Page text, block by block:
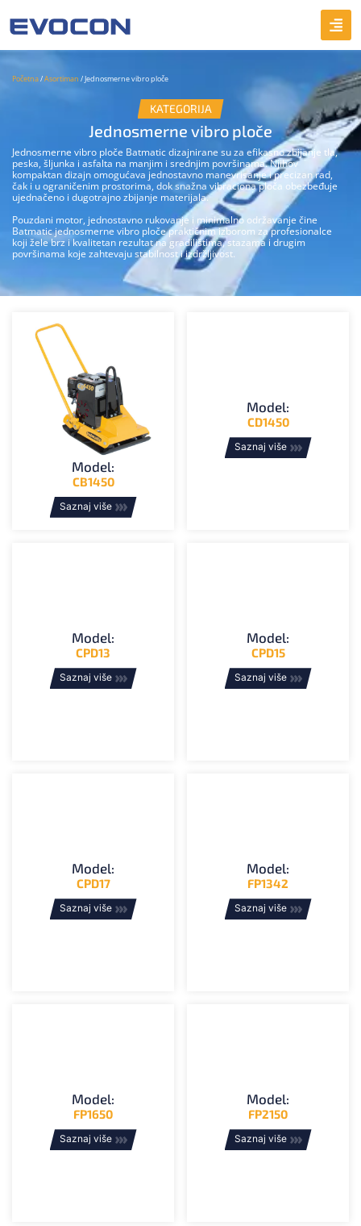
Početna/Asortiman / Jednosmerne vibro ploče
KATEGORIJA
Jednosmerne vibro ploče
Jednosmerne vibro ploče Batmatic dizajnirane su za efikasno zbijanje tla,
peska, šljunka i asfalta na manjim i srednjim površinama. Njihov
kompaktan dizajn omogućava jednostavno manevrisanje i precizan rad,
čak i u ograničenim prostorima, dok snažna vibraciona ploča obezbeđuje
ujednačeno i dugotrajno zbijanje materijala.
Pouzdani motor, jednostavno rukovanje i minimalno održavanje čine
Batmatic jednosmerne vibro ploče praktičnim izborom za profesionalce
koji žele brz i kvalitetan rezultat na gradilištima, stazama i drugim
površinama koje zahtevaju stabilnost i izdržljivost.
Model:
CB1450
Saznaj više
Model:
CD1450
Saznaj više
Model:
CPD13
Saznaj više
Model:
CPD15
Saznaj više
Model:
CPD17
Saznaj više
Model:
FP1342
Saznaj više
Model:
FP1650
Saznaj više
Model:
FP2150
Saznaj više